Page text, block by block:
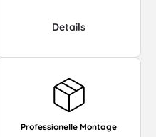
Details
Professionelle Montage